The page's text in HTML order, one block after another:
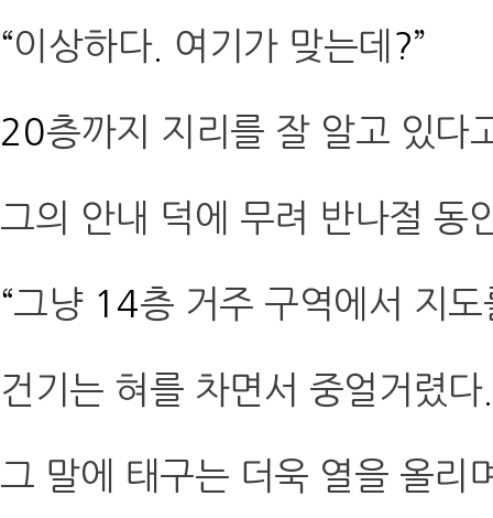
“이상하다. 여기가 맞는데 ?”
20층까지 지리를 잘 알고 있다
그의 안내 덕에 무려 반나절 동
“그냥 14층 거주 구역에서 지
건기는 혀를 차면서 중얼거렸다.
그 말에 태구는 더욱 열을 올리